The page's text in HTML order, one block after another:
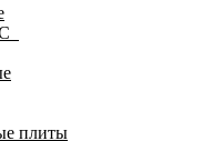
плиты